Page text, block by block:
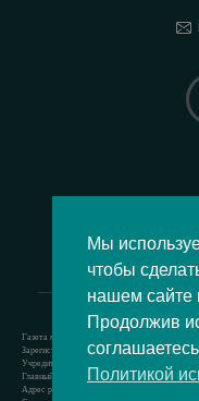
Газета муниципального округа Восточное
Зарегистрировано Роскомнадзором
Учредитель — аппарат Совета депутатов
Главный редактор — Кочерёжкин Н.А.
Адрес редакции: 105077, г. Москва,
Мы
чтобы
нашем сайте
Продолжив
Политикой